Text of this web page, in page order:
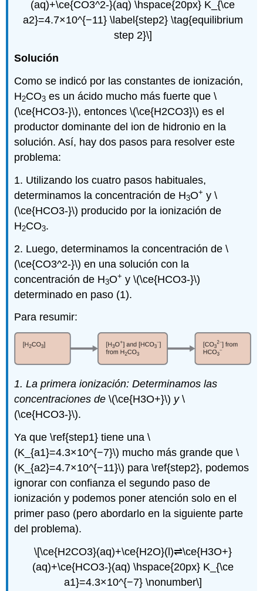
(aq)+\ce{CO3^2-}(aq) \hspace{20px} K_{\ce
a2}=4.7×10^{−11} \label{step2} \tag{equilibrium
step 2}\]
Solución
Como se indicó por las constantes de ionización,
H2CO3 es un ácido mucho más fuerte que \
(\ce{HCO3-}\), entonces \(\ce{H2CO3}\) es el
productor dominante del ion de hidronio en la
solución. Así, hay dos pasos para resolver este
problema:
1. Utilizando los cuatro pasos habituales,
determinamos la concentración de H3O+ y \
(\ce{HCO3-}\) producido por la ionización de
H2CO3.
2. Luego, determinamos la concentración de \
(\ce{CO3^2-}\) en una solución con la
concentración de H3O+ y \(\ce{HCO3-}\)
determinado en paso (1).
Para resumir:
1. La primera ionización: Determinamos las
concentraciones de\(\ce{H3O+}\) y\
(\ce{HCO3-}\).
Ya que \ref{step1} tiene una \
(K_{a1}=4.3×10^{−7}\) mucho más grande que \
(K_{a2}=4.7×10^{−11}\) para \ref{step2}, podemos
ignorar con confianza el segundo paso de
ionización y podemos poner atención solo en el
primer paso (pero abordarlo en la siguiente parte
del problema).
\[\ce{H2CO3}(aq)+\ce{H2O}(l)⇌\ce{H3O+}
(aq)+\ce{HCO3-}(aq) \hspace{20px} K_{\ce
a1}=4.3×10^{−7} \nonumber\]